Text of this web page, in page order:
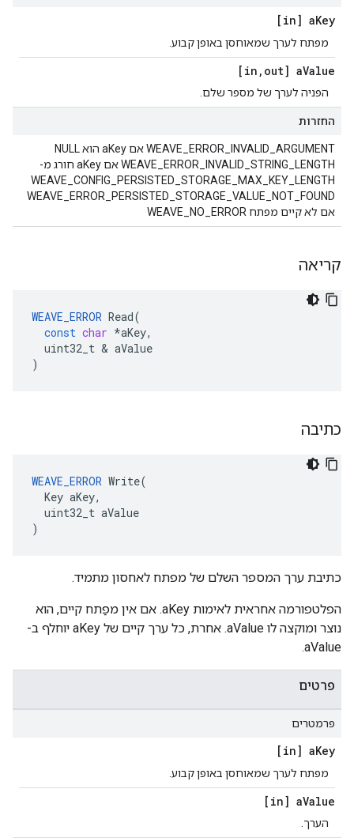
[in] aKey
מפתח לערך שמאוחסן באופן קבוע.
[in , out] aValue
הפניה לערך של מספר שלם.
החזרות
WEAVE_ERROR_INVALID_ARGUMENT אם aKey הוא NULL
WEAVE_ERROR_INVALID_STRING_LENGTH אם aKey חורג מ-
WEAVE_CONFIG_PERSISTED_STORAGE_MAX_KEY_LENGTH
WEAVE_ERROR_PERSISTED_STORAGE_VALUE_NOT_FOUND
אם לא קיים מפתח WEAVE_NO_ERROR
קריאה
WEAVE_ERROR Read(
const char *aKey,
uint32_t & aValue
)
כתיבה
WEAVE_ERROR Write(
  Key aKey,
  uint32_t aValue
)
כתיבת ערך המספר השלם של מפתח לאחסון מתמיד.
הפלטפורמה אחראית לאימות aKey. אם אין מפַתח קיים, הוא
נוצר ומוקצה לו aValue. אחרת, כל ערך קיים של aKey יוחלף ב-
aValue.
פרטים
פרמטרים
[in] aKey
מפתח לערך שמאוחסן באופן קבוע.
[in] aValue
הערך.